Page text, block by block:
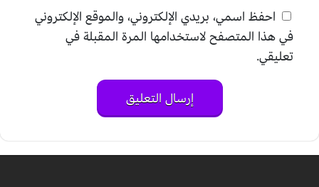
احفظ اسمي، بريدي الإلكتروني، والموقع الإلكتروني
في هذا المتصفح لاستخدامها المرة المقبلة في
تعليقي.